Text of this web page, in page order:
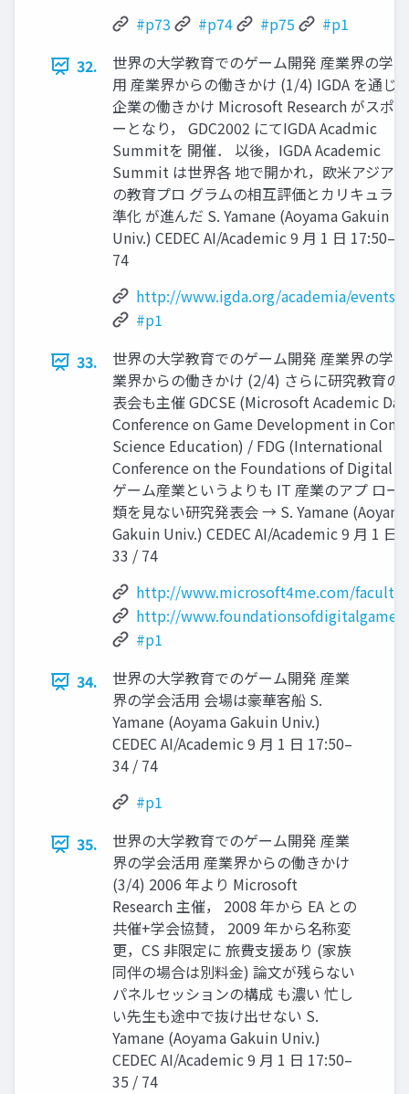
#p73
#p74 #p75
#p1
32.
世界の大学教育でのゲーム開発 産業界の学
用 産業界からの働きかけ (1/4) IGDA を通じ
企業の働きかけ Microsoft Research がスポ
ーとなり， GDC2002 にてIGDA Acadmic
Summitを 開催． 以後，IGDA Academic
Summit は世界各 地で開かれ，欧米アジア
の教育プロ グラムの相互評価とカリキュラ
準化 が進んだ S. Yamane (Aoyama Gakuin
Univ.) CEDEC AI/Academic 9 月 1 日 17:50–
74
http://www.igda.org/academia/
#p1
33.
世界の大学教育でのゲーム開発 産業界の学
業界からの働きかけ (2/4) さらに研究教育の
表会も主催 GDCSE (Microsoft Academic
Conference on Game Development in
Science Education) / FDG (International
Conference on the Foundations of Digital
ゲーム産業というよりも IT 産業のアプ ロー
類を見ない研究発表会 → S. Yamane
Gakuin Univ.) CEDEC AI/Academic 9 月 1 日
33 / 74
http://www.microsoft4me.com/
http://
#p1
34.
世界の大学教育でのゲーム開発 産業
界の学会活用 会場は豪華客船 S.
Yamane (Aoyama Gakuin Univ.)
CEDEC AI/Academic 9 月 1 日 17:50–
34 / 74
#p1
35.
世界の大学教育でのゲーム開発 産業
界の学会活用 産業界からの働きかけ
(3/4) 2006 年より Microsoft
Research 主催， 2008 年から EA との
共催+学会協賛， 2009 年から名称変
更，CS 非限定に 旅費支援あり (家族
同伴の場合は別料金) 論文が残らない
パネルセッションの構成 も濃い 忙し
い先生も途中で抜け出せない S.
Yamane (Aoyama Gakuin Univ.)
CEDEC AI/Academic 9 月 1 日 17:50–
35 / 74